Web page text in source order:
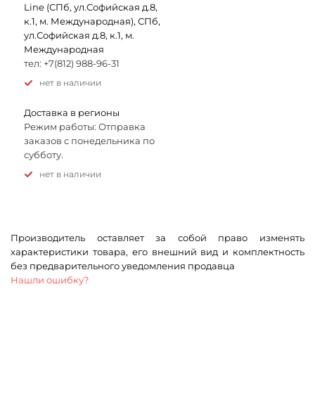
Line (СПб, ул.Софийская д.8,
к.1, м. Международная), СПб,
ул.Софийская д.8, к.1, м.
Международная
тел: +7(812) 988-96-31
Нет в наличии
Доставка в регионы
Режим работы: Отправка
заказов с понедельника по
субботу.
Нет в наличии
Производитель оставляет за собой право изменять
характеристики товара, его внешний вид и комплектность
без предварительного уведомления продавца
Нашли ошибку?